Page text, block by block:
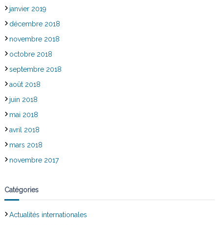
janvier 2019
décembre 2018
novembre 2018
octobre 2018
septembre 2018
août 2018
juin 2018
mai 2018
avril 2018
mars 2018
novembre 2017
Catégories
Actualités internationales